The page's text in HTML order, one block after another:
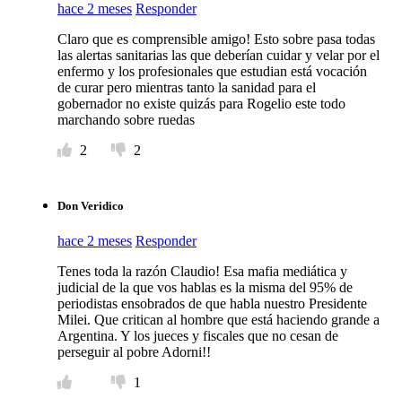
hace 2 meses Responder
Claro que es comprensible amigo! Esto sobre pasa todas
las alertas sanitarias las que deberían cuidar y velar por el
enfermo y los profesionales que estudian está vocación
de curar pero mientras tanto la sanidad para el
gobernador no existe quizás para Rogelio este todo
marchando sobre ruedas
2
2
Don Veridico
hace 2 meses Responder
Tenes toda la razón Claudio! Esa mafia mediática y
judicial de la que vos hablas es la misma del 95% de
periodistas ensobrados de que habla nuestro Presidente
Milei. Que critican al hombre que está haciendo grande a
Argentina. Y los jueces y fiscales que no cesan de
perseguir al pobre Adorni!!
1